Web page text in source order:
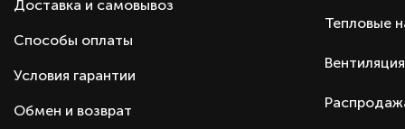
Доставка и самовывоз
Способы оплаты
Условия гарантии
Обмен и возврат
Тепловые
Вентиляция